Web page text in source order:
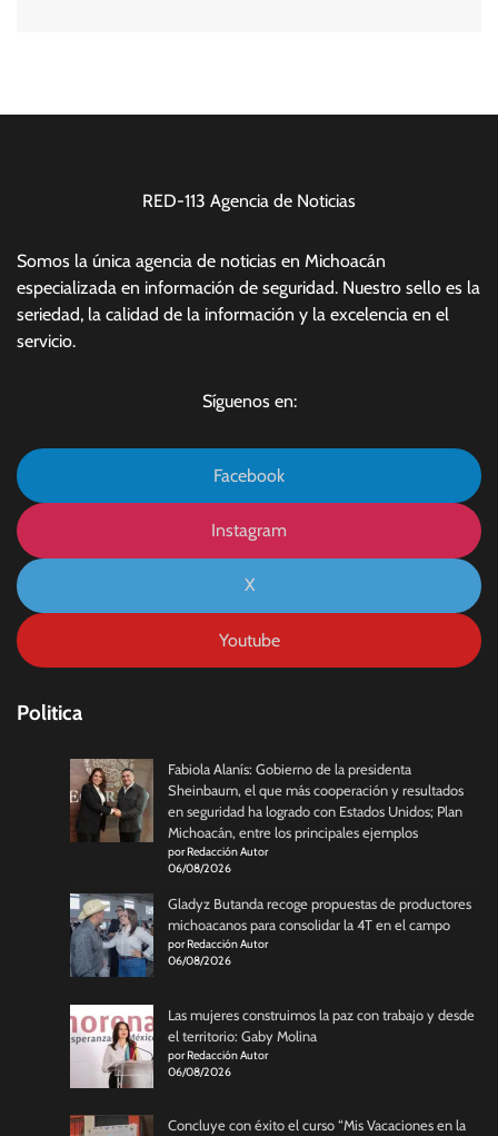
RED-113 Agencia de Noticias
Somos la única agencia de noticias en Michoacán
especializada en información de seguridad. Nuestro sello es la
seriedad, la calidad de la información y la excelencia en el
servicio.
Síguenos en:
Facebook
Instagram
X
Youtube
Politica
Fabiola Alanís: Gobierno de la presidenta
Sheinbaum, el que más cooperación y resultados
en seguridad ha logrado con Estados Unidos; Plan
Michoacán, entre los principales ejemplos
por Redacción Autor
06/08/2026
Gladyz Butanda recoge propuestas de productores
michoacanos para consolidar la 4T en el campo
por Redacción Autor
06/08/2026
Las mujeres construimos la paz con trabajo y desde
el territorio: Gaby Molina
por Redacción Autor
06/08/2026
Concluye con éxito el curso “Mis Vacaciones en la